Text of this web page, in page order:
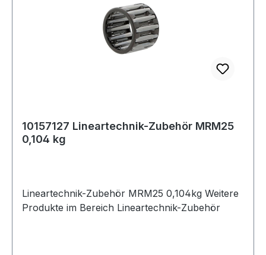
10157127 Lineartechnik-Zubehör MRM25
0,104 kg
Lineartechnik-Zubehör MRM25 0,104kg Weitere
Produkte im Bereich Lineartechnik-Zubehör